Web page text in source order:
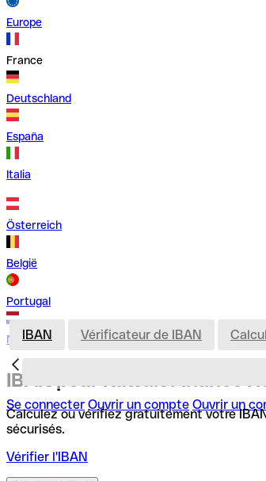
Europe
France
Deutschland
España
Italia
Österreich
België
Portugal
Nederland
Se connecter Ouvrir un compte Ouvrir un
IBAN Vérificateur de IBAN
IBAN pour Kuwait Finance
Calculez ou vérifiez gratuitement votre
sécurisés.
Vérifier l'IBAN